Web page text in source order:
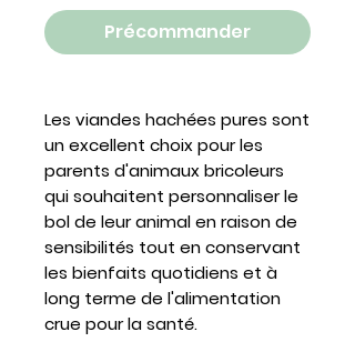
Précommander
Les viandes hachées pures sont
un excellent choix pour les
parents d'animaux bricoleurs
qui souhaitent personnaliser le
bol de leur animal en raison de
sensibilités tout en conservant
les bienfaits quotidiens et à
long terme de l'alimentation
crue pour la santé.